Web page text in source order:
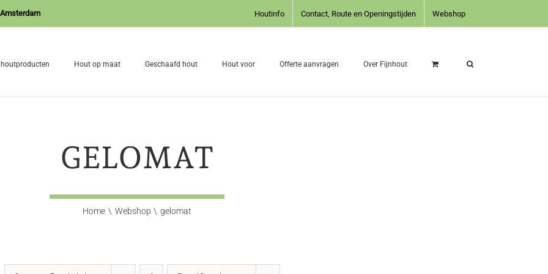
Houtinfo Contact, Route en Openingstijden Webshop
Hout op maat Geschaafd hout Hout voor Offerte aanvragen Over Fijnhout
GELOMAT
Home Webshop gelomat